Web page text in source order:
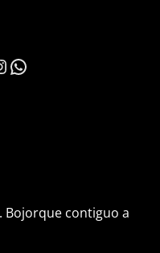
WhatsApp
Bojorque contiguo a